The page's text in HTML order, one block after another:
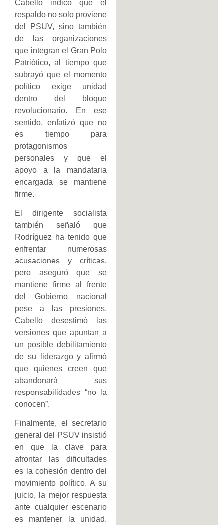
Cabello indicó que el
respaldo no solo proviene
del PSUV, sino también
de las organizaciones
que integran el Gran Polo
Patriótico, al tiempo que
subrayó que el momento
político exige unidad
dentro del bloque
revolucionario. En ese
sentido, enfatizó que no
es tiempo para
protagonismos
personales y que el
apoyo a la mandataria
encargada se mantiene
firme.
El dirigente socialista
también señaló que
Rodríguez ha tenido que
enfrentar numerosas
acusaciones y críticas,
pero aseguró que se
mantiene firme al frente
del Gobierno nacional
pese a las presiones.
Cabello desestimó las
versiones que apuntan a
un posible debilitamiento
de su liderazgo y afirmó
que quienes creen que
abandonará sus
responsabilidades “no la
conocen”.
Finalmente, el secretario
general del PSUV insistió
en que la clave para
afrontar las dificultades
es la cohesión dentro del
movimiento político. A su
juicio, la mejor respuesta
ante cualquier escenario
es mantener la unidad.